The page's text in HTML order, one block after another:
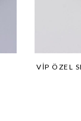
VİP ÖZEL